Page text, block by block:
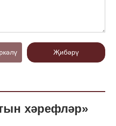
Җибәрү
хәрефләр»